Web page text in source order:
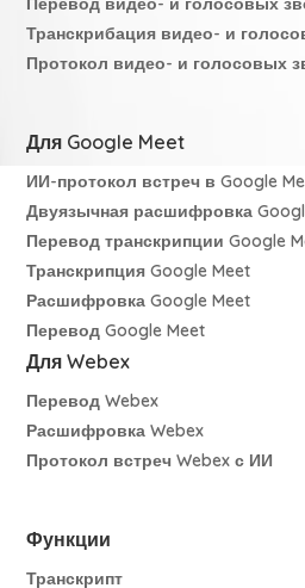
Транскрибация видео- и
Протокол видео- и голосовых
Для Google Meet
ИИ-протокол встреч в Google
Двуязычная расшифровка
Перевод транскрипции Google
Транскрипция Google Meet
Расшифровка Google Meet
Перевод Google Meet
Для Webex
Перевод Webex
Расшифровка Webex
Протокол встреч Webex с ИИ
Функции
Транскрипт